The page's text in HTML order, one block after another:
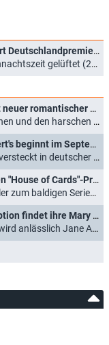
"Passenger": Düsterer Comedy-Thriller feiert Deutschlandpremiere
gelüftet (23.10.2024)
"White Lotus"- und "Sex-Education"-Star mit neuer romantischer Serie am Start
des Lebens (28.09.2025)
"Boarders": Ein neues Schuljahr an St. Gilbert's beginnt im September
Erstausstrahlung (01.08.2025)
in "Das Gift der Seele"
Serienstart (16.07.2025)
"The Other Bennet Sister": BBC-Romanadaption findet ihre Mary Bennet in "Call the Midwife"-Darstellerin
Geburtstag adaptiert (23.05.2025)